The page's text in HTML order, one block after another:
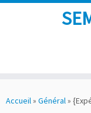
toAccueil» Général»